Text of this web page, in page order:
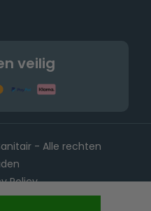
veilig
- Alle rechten
Policy
KvK-nummer: